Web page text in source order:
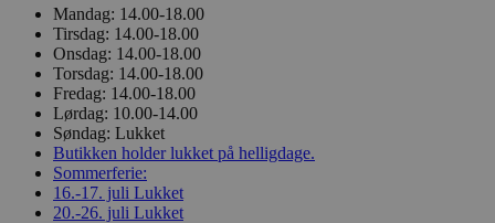
Mandag: 14.00-18.00
Tirsdag: 14.00-18.00
Onsdag: 14.00-18.00
Torsdag: 14.00-18.00
Fredag: 14.00-18.00
Lørdag: 10.00-14.00
Søndag: Lukket
Butikken holder lukket på helligdage.
Sommerferie:
16.-17. juli Lukket
20.-26. juli Lukket